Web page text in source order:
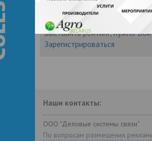
Чтобы оставить комментарий
выставить рейтинг, нужно
Зарегистрироваться
Наши контакты:
ООО "Деловые системы связи"
По вопросам размещения